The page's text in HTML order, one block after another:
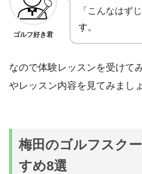
ゴルフ好き君
「こんなはず
す。
なので体験レッスンを受けて
やレッスン内容を見てみましょ
梅田のゴルフスク
すめ8選